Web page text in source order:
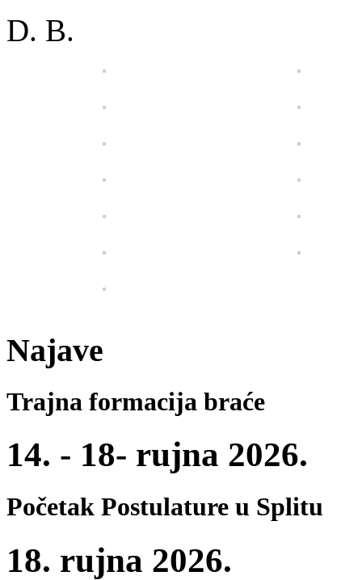
D. B.
Najave
Trajna formacija braće
14. - 18- rujna 2026.
Početak Postulature u Splitu
18. rujna 2026.